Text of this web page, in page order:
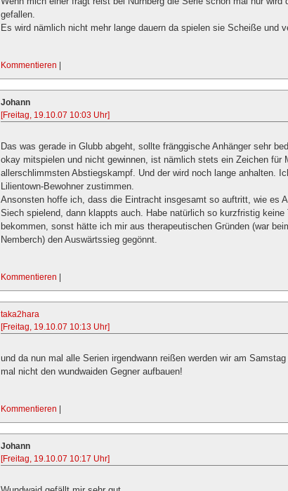
gefallen.
Es wird nämlich nicht mehr lange dauern da spielen sie Scheiße und
Kommentieren
Johann
[Freitag, 19.10.07 10:03 Uhr]
Das was gerade in Glubb abgeht, sollte fränggische Anhänger sehr
okay mitspielen und nicht gewinnen, ist nämlich stets ein Zeichen für
allerschlimmsten Abstiegskampf. Und der wird noch lange anhalten.
Lilientown-Bewohner zustimmen.
Ansonsten hoffe ich, dass die Eintracht insgesamt so auftritt, wie es
Siech spielend, dann klappts auch. Habe natürlich so kurzfristig keine
bekommen, sonst hätte ich mir aus therapeutischen Gründen (war
Nemberch) den Auswärtssieg gegönnt.
Kommentieren
taka2hara
[Freitag, 19.10.07 10:13 Uhr]
und da nun mal alle Serien irgendwann reißen werden wir am
mal nicht den wundwaiden Gegner aufbauen!
Kommentieren
Johann
[Freitag, 19.10.07 10:17 Uhr]